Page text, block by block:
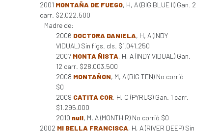
2001 MONTAÑA DE FUEGO, H, A (BIG BLUE II) Gan. 2
carr. $2.022.500
Madre de:
2006 DOCTORA DANIELA, H, A (INDY
VIDUAL) Sin figs. cls. $1.041.250
2007 MONTA ÑISTA, H, A (INDY VIDUAL) Gan.
12 carr. $28.003.500
2008 MONTAÑON, M, A (BIG TEN) No corrió
$0
2009 CATITA COR, H, C (PYRUS) Gan. 1 carr.
$1.295.000
2010 null, M, A (MONTHIR) No corrió $0
2002 MI BELLA FRANCISCA, H, A (RIVER DEEP) Sin